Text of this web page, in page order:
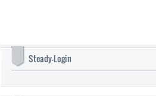
Steady-Login